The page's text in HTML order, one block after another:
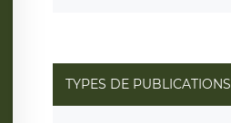
TYPES DE PUBLICATIONS